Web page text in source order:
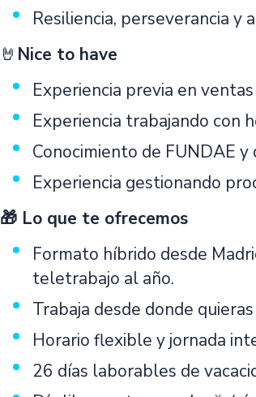
Resiliencia, perseverancia y
🤘 Nice to have
Experiencia previa en
Experiencia trabajando con
Conocimiento de FUNDAE
Experiencia gestionando
🎁 Lo que te ofrecemos
Formato híbrido desde
teletrabajo al año.
Trabaja desde donde
Horario flexible y jornada
26 días laborables de